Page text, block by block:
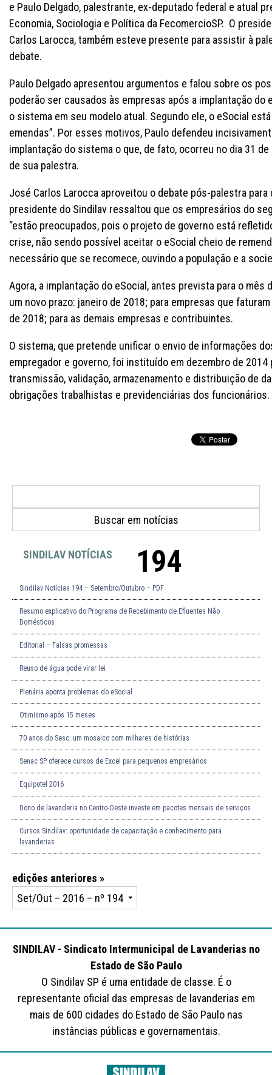
e Paulo Delgado, palestrante, ex-deputado federal e atual
Economia, Sociologia e Política da FecomercioSP. O
Carlos Larocca, também esteve presente para assistir à
debate.
Paulo Delgado apresentou argumentos e falou sobre os
poderão ser causados às empresas após a implantação do
o sistema em seu modelo atual. Segundo ele, o eSocial
emendas”. Por esses motivos, Paulo defendeu
implantação do sistema o que, de fato, ocorreu no dia 31
de sua palestra.
José Carlos Larocca aproveitou o debate pós-palestra
presidente do Sindilav ressaltou que os empresários do
“estão preocupados, pois o projeto de governo está
crise, não sendo possível aceitar o eSocial cheio de
necessário que se recomece, ouvindo a população e a
Agora, a implantação do eSocial, antes prevista para o mês
um novo prazo: janeiro de 2018; para empresas que
de 2018; para as demais empresas e contribuintes.
O sistema, que pretende unificar o envio de informações
empregador e governo, foi instituído em dezembro de 2014
transmissão, validação, armazenamento e distribuição de
obrigações trabalhistas e previdenciárias dos funcionários.
SINDILAV NOTÍCIAS 194
Sindilav Notícias 194 – Setembro/Outubro – PDF
Resumo explicativo do Programa de Recebimento de Efluentes Não
Domésticos
Editorial – Falsas promessas
Reuso de água pode virar lei
Plenária aponta problemas do eSocial
Otimismo após 15 meses
70 anos do Sesc: um mosaico com milhares de histórias
Senac SP oferece cursos de Excel para pequenos empresários
Equipotel 2016
Dono de lavanderia no Centro-Oeste investe em pacotes mensais de serviços
Cursos Sindilav: oportunidade de capacitação e conhecimento para
lavanderias
edições anteriores »
SINDILAV - Sindicato Intermunicipal de Lavanderias no
Estado de São Paulo
O Sindilav SP é uma entidade de classe. É o
representante oficial das empresas de lavanderias em
mais de 600 cidades do Estado de São Paulo nas
instâncias públicas e governamentais.